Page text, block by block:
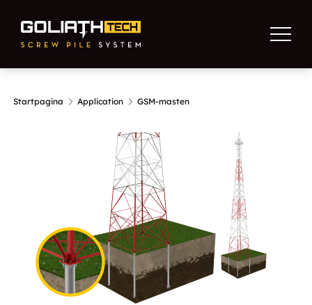
Startpagina Application GSM-masten